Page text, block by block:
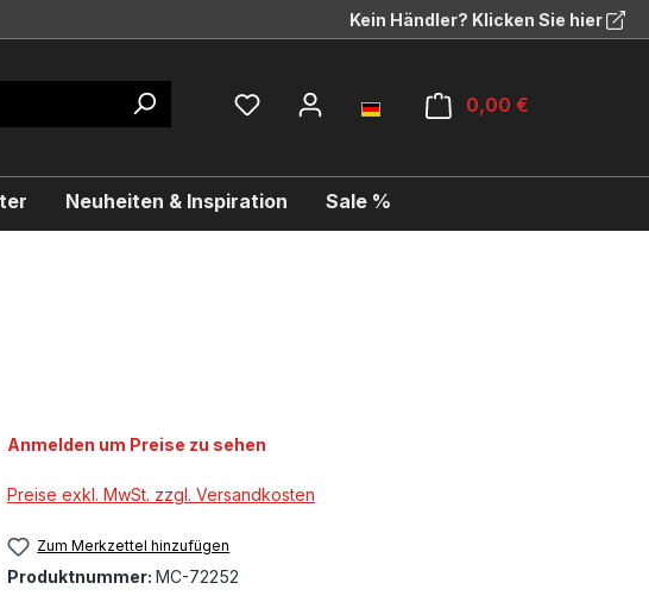
Kein Händler? Klicken Sie hier
0,00 €
Neuheiten & Inspiration Sale %
Anmelden um Preise zu sehen
Preise exkl. MwSt. zzgl. Versandkosten
Zum Merkzettel hinzufügen
Produktnummer: MC-72252